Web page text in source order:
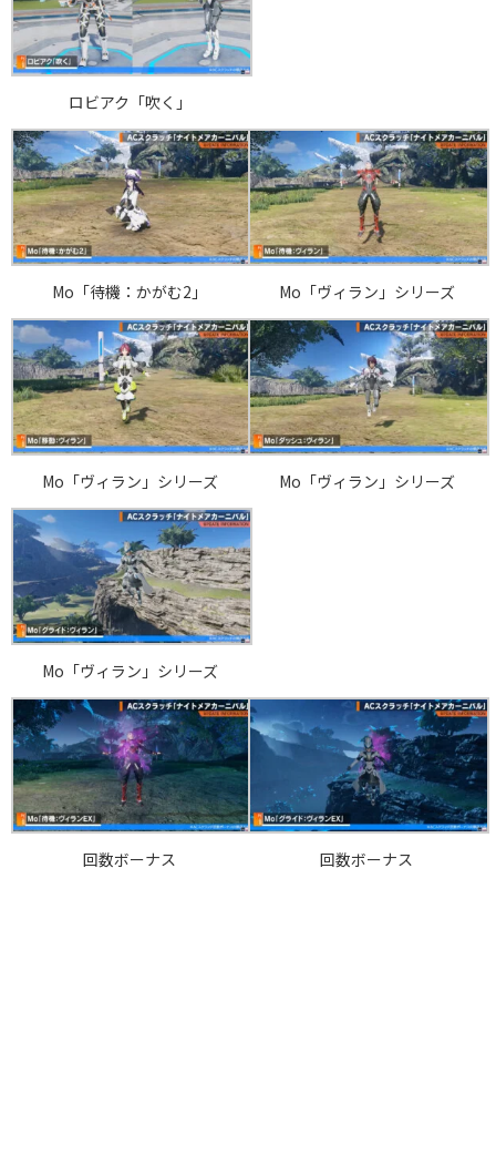
ロビアク「吹く」
Mo「待機：かがむ2」 Mo「ヴィラン」シリーズ
Mo「ヴィラン」シリーズ Mo「ヴィラン」シリーズ
Mo「ヴィラン」シリーズ
回数ボーナス 回数ボーナス